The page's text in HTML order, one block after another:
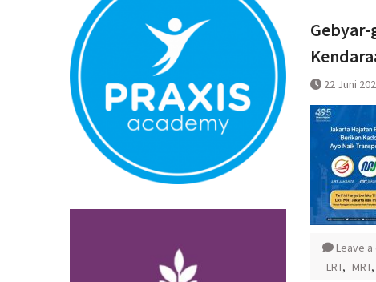
Pembatalan
Bandara YIA
Gebyar-
22 Juni
Leave
LRT, MRT,